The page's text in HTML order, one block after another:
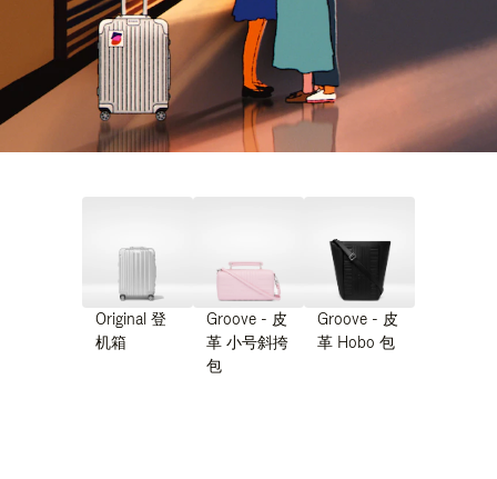
Original 登
机箱
Groove - 皮
革 小号斜挎
包
Groove - 皮
革 Hobo 包